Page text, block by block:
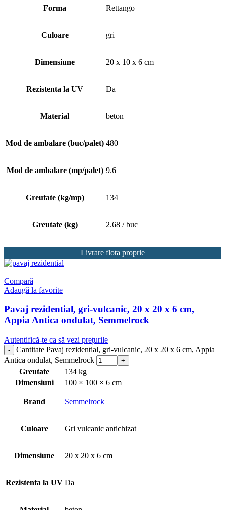
Forma Rettango
Culoare gri
Dimensiune 20 x 10 x 6 cm
Rezistenta la UV Da
Material beton
Mod de ambalare (buc/palet) 480
Mod de ambalare (mp/palet) 9.6
Greutate (kg/mp) 134
Greutate (kg) 2.68 / buc
Livrare flota proprie
Compară
Adaugă la favorite
Pavaj rezidential, gri-vulcanic, 20 x 20 x 6 cm,
Appia Antica ondulat, Semmelrock
Autentifică-te ca să vezi prețurile
Cantitate Pavaj rezidential, gri-vulcanic, 20 x 20 x 6 cm, Appia
Antica ondulat, Semmelrock
Greutate
134 kg
Dimensiuni
100 × 100 × 6 cm
Brand Semmelrock
Culoare Gri vulcanic antichizat
Dimensiune 20 x 20 x 6 cm
Rezistenta la UV Da